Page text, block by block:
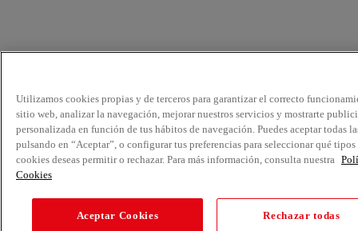
Utilizamos cookies propias y de terceros para garantizar el correcto
sitio web, analizar la navegación, mejorar nuestros servicios y mostrarte
personalizada en función de tus hábitos de navegación. Puedes aceptar todas
pulsando en “Aceptar”, o configurar tus preferencias para seleccionar qué tipos
cookies deseas permitir o rechazar. Para más información, consulta nuestra
Cookies
Aceptar Cookies Rechazar todas